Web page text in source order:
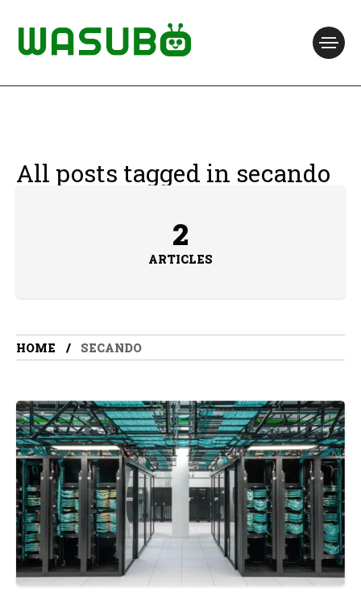
All posts tagged in secando
2
ARTICLES
HOME SECANDO